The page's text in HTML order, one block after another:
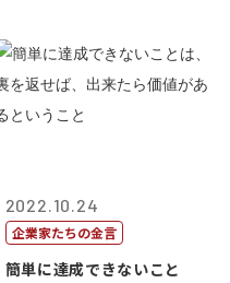
2022.10.24
企業家たちの金言
簡単に達成できないこと